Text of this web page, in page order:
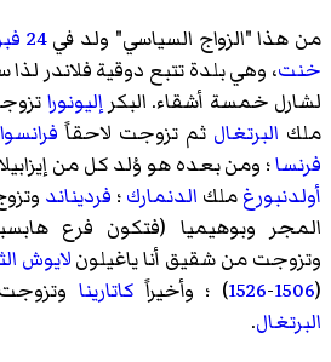
من هذا "الزواج السياسي" ولد في24 فبراير
خنت، وهي بلدة تتبع دوقية فلاندر
لشارل خمسة أشقاء. البكرإليونورا
ملك البرتغال ثم تزوجت لاحقاً
فرنسا؛ ومن بعده هو وُلد كل من
أولدنبورغملك الدنمارك؛ فرديناند
المجر وبوهيميا (فتكون فرع
وتزوجت من شقيق أنا ياغيلونلايوش
(
1506
-
1526) ؛ وأخيراًكاتارينا
البرتغال.